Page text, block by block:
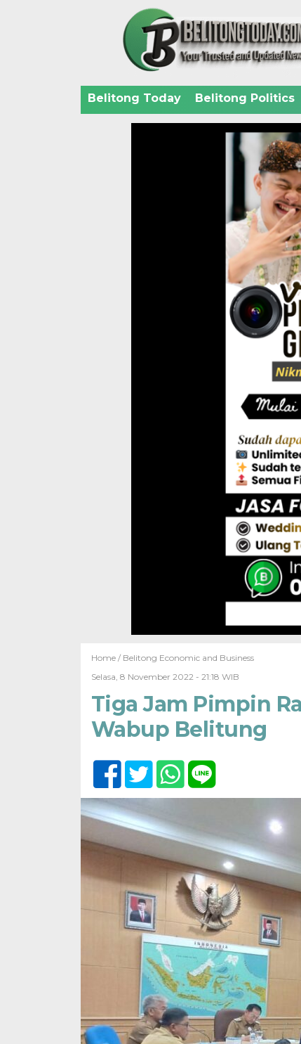
Belitong Today Belitong Politics
Home / Belitong Economic and Business
Selasa, 8 November 2022 - 21:18 WIB
Tiga Jam Pimpin
Wabup Belitung